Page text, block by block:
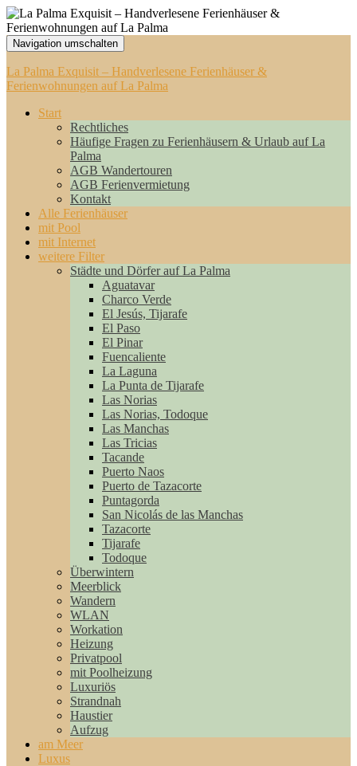
Navigation umschalten
La Palma Exquisit – Handverlesene Ferienhäuser &
Ferienwohnungen auf La Palma
Start
Rechtliches
Häufige Fragen zu Ferienhäusern & Urlaub auf La
Palma
AGB Wandertouren
AGB Ferienvermietung
Kontakt
Alle Ferienhäuser
mit Pool
mit Internet
weitere Filter
Städte und Dörfer auf La Palma
Aguatavar
Charco Verde
El Jesús, Tijarafe
El Paso
El Pinar
Fuencaliente
La Laguna
La Punta de Tijarafe
Las Norias
Las Norias, Todoque
Las Manchas
Las Tricias
Tacande
Puerto Naos
Puerto de Tazacorte
Puntagorda
San Nicolás de las Manchas
Tazacorte
Tijarafe
Todoque
Überwintern
Meerblick
Wandern
WLAN
Workation
Heizung
Privatpool
mit Poolheizung
Luxuriös
Strandnah
Haustier
Aufzug
am Meer
Luxus